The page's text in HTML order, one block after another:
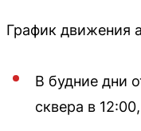
График движения
В будние дни
сквера в